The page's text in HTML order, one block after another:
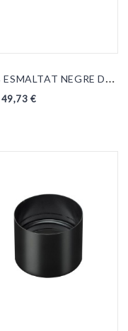
T
UB ESMALTAT NEGRE DE...
49,73 €